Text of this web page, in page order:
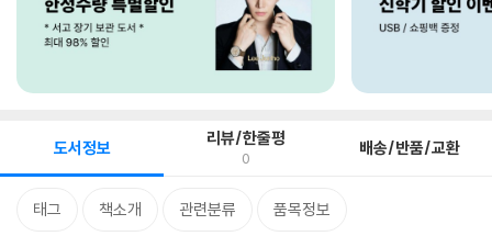
도서정보 리뷰/한줄평
0 배송/반품/교환
태그 책소개 관련분류 품목정보